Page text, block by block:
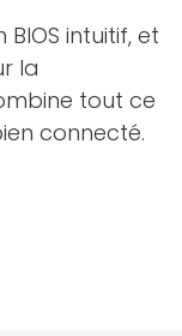
intuitif, et
la
tout ce
connecté.